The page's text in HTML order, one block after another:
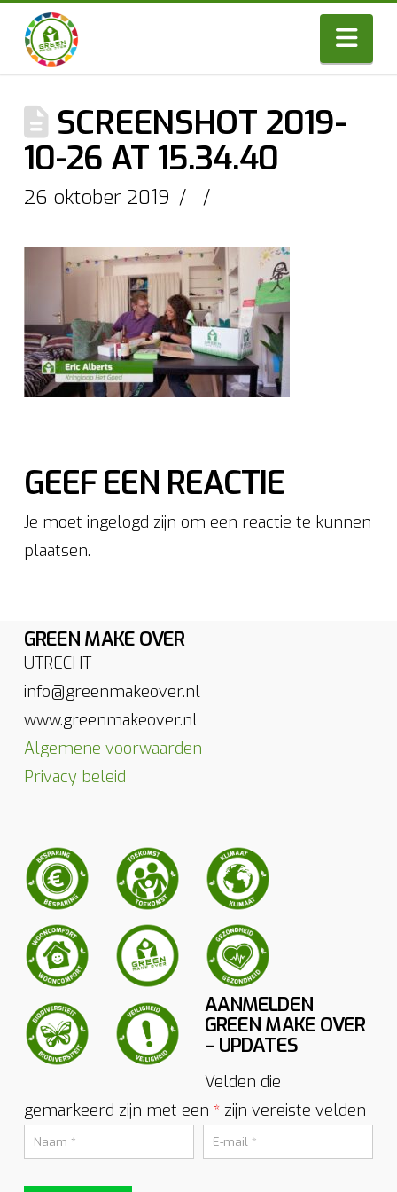
SCREENSHOT 2019-
10-26 AT 15.34.40
26 oktober 2019
GEEF EEN REACTIE
Je moet ingelogd zijn om een reactie te kunnen
plaatsen.
GREEN MAKE OVER
UTRECHT
info@greenmakeover.nl
www.greenmakeover.nl
Algemene voorwaarden
Privacy beleid
AANMELDEN
GREEN MAKE OVER
– UPDATES
Velden die
gemarkeerd zijn met een *zijn vereiste velden